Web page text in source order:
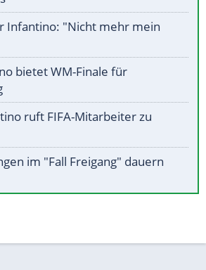
Infantino: "Nicht mehr mein
bietet WM-Finale für
ruft FIFA-Mitarbeiter zu
im "Fall Freigang" dauern